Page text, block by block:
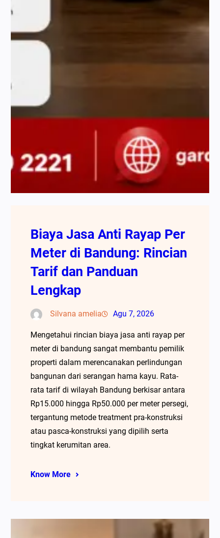
Biaya Jasa Anti Rayap Per
Meter di Bandung: Rincian
Tarif dan Panduan
Lengkap
Silvana amelia Agu 7, 2026
Mengetahui rincian biaya jasa anti rayap per
meter di bandung sangat membantu pemilik
properti dalam merencanakan perlindungan
bangunan dari serangan hama kayu. Rata-
rata tarif di wilayah Bandung berkisar antara
Rp15.000 hingga Rp50.000 per meter persegi,
tergantung metode treatment pra-konstruksi
atau pasca-konstruksi yang dipilih serta
tingkat kerumitan area.
Know More